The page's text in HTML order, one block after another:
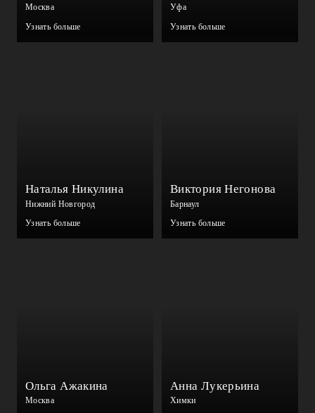
Москва
Узнать больше
Уфа
Узнать больше
Наталья Никулина
Нижний Новгород
Узнать больше
Виктория Негонова
Барнаул
Узнать больше
Ольга Ажакина
Москва
Анна Лукерьина
Химки